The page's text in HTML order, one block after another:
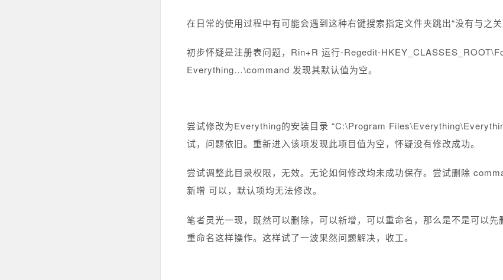
在日常的使用过程中有可能会遇到这种右键搜索指定文件夹跳出“没有与之关
初步怀疑是注册表问题，Rin+R 运行-Regedit-
Everything…\command 发现其默认值为空。
尝试修改为Everything的安装目录 “C:\Program
试，问题依旧。重新进入该项发现此项目值为空，怀疑没有修改成功。
尝试调整此目录权限，无效。无论如何修改均未成功保存。尝试删除
新增 可以，默认项均无法修改。
笔者灵光一现，既然可以删除，可以新增，可以重命名，那么是不是可以先
重命名这样操作。这样试了一波果然问题解决，收工。